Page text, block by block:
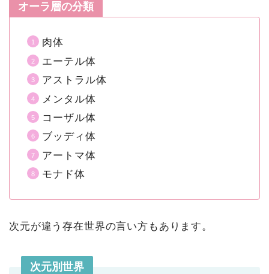
オーラ層の分類
肉体
エーテル体
アストラル体
メンタル体
コーザル体
ブッディ体
アートマ体
モナド体
次元が違う存在世界の言い方もあります。
次元別世界